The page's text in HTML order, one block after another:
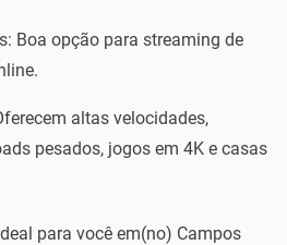
Boa opção para streaming de
altas velocidades,
pesados, jogos em 4K e casas
para você em(no) Campos